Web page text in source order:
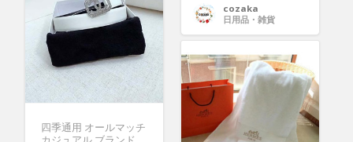
cozaka
日用品・雑貨
四季通用 オールマッチ